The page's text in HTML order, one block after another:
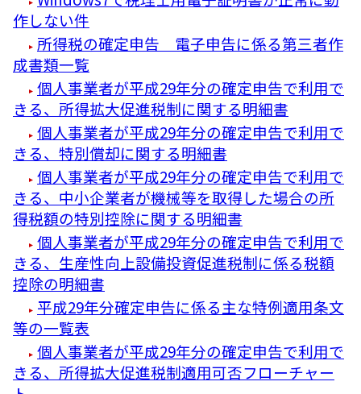
作しない件
所得税の確定申告 電子申告に係る第三者作
成書類一覧
個人事業者が平成29年分の確定申告で利用で
きる、所得拡大促進税制に関する明細書
個人事業者が平成29年分の確定申告で利用で
きる、特別償却に関する明細書
個人事業者が平成29年分の確定申告で利用で
きる、中小企業者が機械等を取得した場合の所
得税額の特別控除に関する明細書
個人事業者が平成29年分の確定申告で利用で
きる、生産性向上設備投資促進税制に係る税額
控除の明細書
平成29年分確定申告に係る主な特例適用条文
等の一覧表
個人事業者が平成29年分の確定申告で利用で
きる、所得拡大促進税制適用可否フローチャー